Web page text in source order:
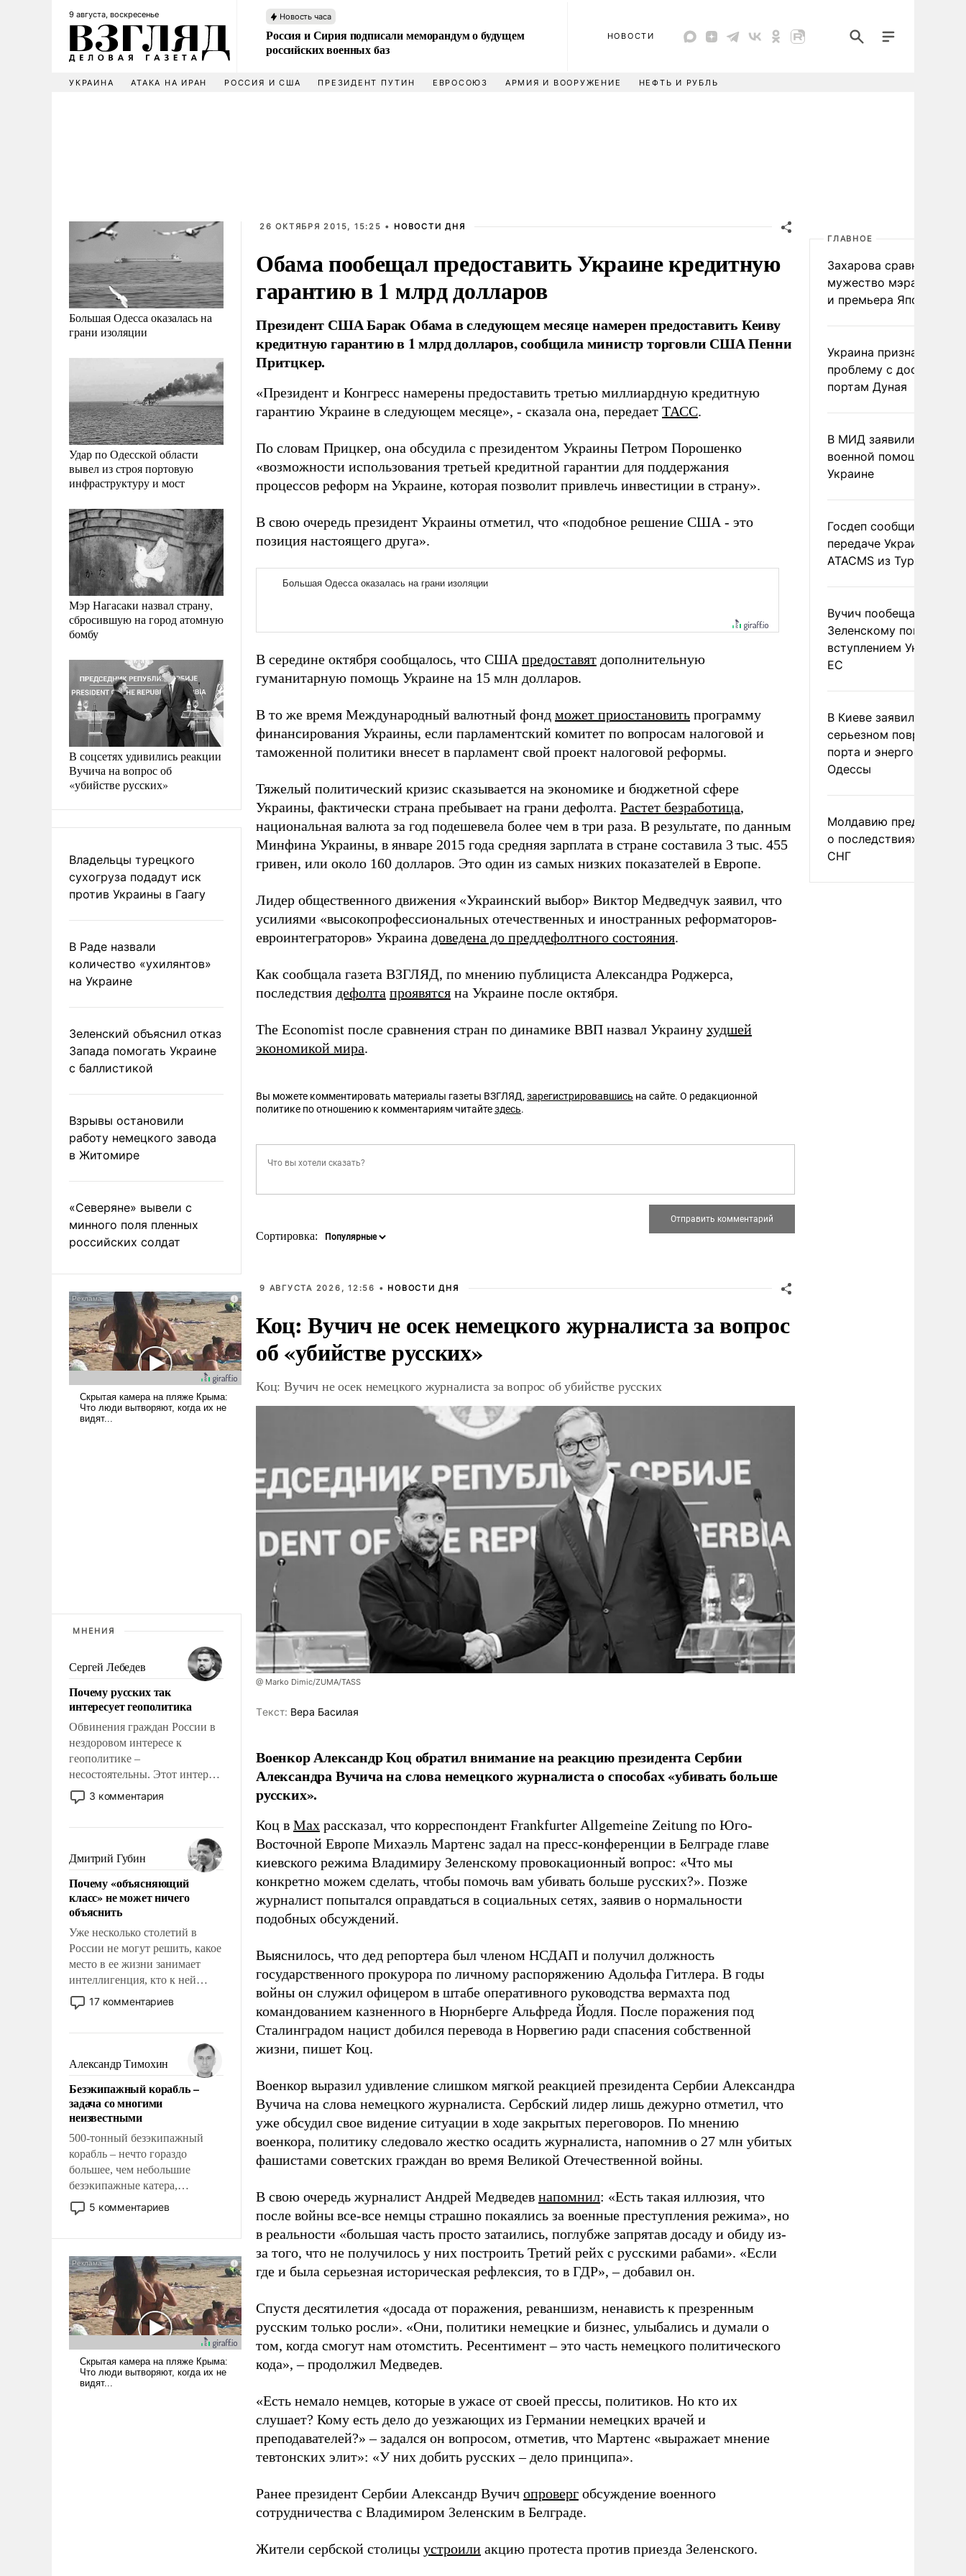
9 августа, воскресенье Новость часа
Россия и Сирия подписали меморандум о будущем
российских военных баз
НОВОСТИ
УКРАИНА АТАКА НА ИРАН РОССИЯ И США ПРЕЗИДЕНТ ПУТИН ЕВРОСОЮЗ АРМИЯ И ВООРУЖЕНИЕ НЕФТЬ И РУБЛЬ
Большая Одесса оказалась на
грани изоляции
Удар по Одесской области
вывел из строя портовую
инфраструктуру и мост
Мэр Нагасаки назвал страну,
сбросившую на город атомную
бомбу
В соцсетях удивились реакции
Вучича на вопрос об
«убийстве русских»
Владельцы турецкого
сухогруза подадут иск
против Украины в Гаагу
В Раде назвали
количество «ухилянтов»
на Украине
Зеленский объяснил отказ
Запада помогать Украине
с баллистикой
Взрывы остановили
работу немецкого завода
в Житомире
«Северяне» вывели с
минного поля пленных
российских солдат
МНЕНИЯ
Сергей Лебедев
Почему русских так
интересует геополитика
Обвинения граждан России в
нездоровом интересе к
геополитике –
несостоятельны. Этот интерес
рационален и прагматичен. Он
обусловлен тысячелетним
фундаментальным знанием,
что мировая политика имеет
свойство заявляться на порог
нашего дома.
3 комментария
Дмитрий Губин
Почему «объясняющий
класс» не может ничего
объяснить
Уже несколько столетий в
России не могут решить, какое
место в ее жизни занимает
интеллигенция, кто к ней
принадлежит, а кого из нее
исключили с правом
чем она отличается от просто
образованных людей. Иногда
казалось, что эти вопросы
решены раз и навсегда, но –
нет, не решены.
17 комментариев
Александр Тимохин
Безэкипажный корабль –
задача со многими
неизвестными
500-тонный безэкипажный
корабль – нечто гораздо
большее, чем небольшие
безэкипажные катера,
применение которых уже
стало обыденностью. Задача по
и ее реализация радикально
поднимет наши боевые
возможности.
5 комментариев
26 ОКТЯБРЯ 2015, 15:25 • НОВОСТИ ДНЯ
Обама пообещал предоставить Украине кредитную
гарантию в 1 млрд долларов
Президент США Барак Обама в следующем месяце намерен предоставить Кеиву
кредитную гарантию в 1 млрд долларов, сообщила министр торговли США Пенни
Притцкер.
«Президент и Конгресс намерены предоставить третью миллиардную кредитную
гарантию Украине в следующем месяце», - сказала она, передает ТАСС.
По словам Прицкер, она обсудила с президентом Украины Петром Порошенко
«возможности использования третьей кредитной гарантии для поддержания
процессов реформ на Украине, которая позволит привлечь инвестиции в страну».
В свою очередь президент Украины отметил, что «подобное решение США - это
позиция настоящего друга».
В середине октября сообщалось, что США предоставят дополнительную
гуманитарную помощь Украине на 15 млн долларов.
В то же время Международный валютный фонд может приостановить программу
финансирования Украины, если парламентский комитет по вопросам налоговой и
таможенной политики внесет в парламент свой проект налоговой реформы.
Тяжелый политический кризис сказывается на экономике и бюджетной сфере
Украины, фактически страна пребывает на грани дефолта. Растет безработица,
национальная валюта за год подешевела более чем в три раза. В результате, по данным
Минфина Украины, в январе 2015 года средняя зарплата в стране составила 3 тыс. 455
гривен, или около 160 долларов. Это один из самых низких показателей в Европе.
Лидер общественного движения «Украинский выбор» Виктор Медведчук заявил, что
усилиями «высокопрофессиональных отечественных и иностранных реформаторов-
евроинтеграторов» Украина доведена до преддефолтного состояния.
Как сообщала газета ВЗГЛЯД, по мнению публициста Александра Роджерса,
последствия дефолта проявятся на Украине после октября.
The Economist после сравнения стран по динамике ВВП назвал Украину худшей
экономикой мира.
Вы можете комментировать материалы газеты ВЗГЛЯД, зарегистрировавшись на сайте. О редакционной
политике по отношению к комментариям читайтездесь.
Сортировка:
9 АВГУСТА 2026, 12:56 • НОВОСТИ ДНЯ
Коц: Вучич не осек немецкого журналиста за вопрос
об «убийстве русских»
Коц: Вучич не осек немецкого журналиста за вопрос об убийстве русских
@ Marko Dimic/ZUMA/TASS
Tекст: Вера Басилая
Военкор Александр Коц обратил внимание на реакцию президента Сербии
Александра Вучича на слова немецкого журналиста о способах «убивать больше
русских».
Коц в Мах рассказал, что корреспондент Frankfurter Allgemeine Zeitung по Юго-
Восточной Европе Михаэль Мартенс задал на пресс-конференции в Белграде главе
киевского режима Владимиру Зеленскому провокационный вопрос: «Что мы
конкретно можем сделать, чтобы помочь вам убивать больше русских?». Позже
журналист попытался оправдаться в социальных сетях, заявив о нормальности
подобных обсуждений.
Выяснилось, что дед репортера был членом НСДАП и получил должность
государственного прокурора по личному распоряжению Адольфа Гитлера. В годы
войны он служил офицером в штабе оперативного руководства вермахта под
командованием казненного в Нюрнберге Альфреда Йодля. После поражения под
Сталинградом нацист добился перевода в Норвегию ради спасения собственной
жизни, пишет Коц.
Военкор выразил удивление слишком мягкой реакцией президента Сербии Александра
Вучича на слова немецкого журналиста. Сербский лидер лишь дежурно отметил, что
уже обсудил свое видение ситуации в ходе закрытых переговоров. По мнению
военкора, политику следовало жестко осадить журналиста, напомнив о 27 млн убитых
фашистами советских граждан во время Великой Отечественной войны.
В свою очередь журналист Андрей Медведев напомнил: «Есть такая иллюзия, что
после войны все-все немцы страшно покаялись за военные преступления режима», но
в реальности «большая часть просто затаились, поглубже запрятав досаду и обиду из-
за того, что не получилось у них построить Третий рейх с русскими рабами». «Если
где и была серьезная историческая рефлексия, то в ГДР», – добавил он.
Спустя десятилетия «досада от поражения, реваншизм, ненависть к презренным
русским только росли». «Они, политики немецкие и бизнес, улыбались и думали о
том, когда смогут нам отомстить. Ресентимент – это часть немецкого политического
кода», – продолжил Медведев.
«Есть немало немцев, которые в ужасе от своей прессы, политиков. Но кто их
слушает? Кому есть дело до уезжающих из Германии немецких врачей и
преподавателей?» – задался он вопросом, отметив, что Мартенс «выражает мнение
тевтонских элит»: «У них добить русских – дело принципа».
Ранее президент Сербии Александр Вучич опроверг обсуждение военного
сотрудничества с Владимиром Зеленским в Белграде.
Жители сербской столицы устроили акцию протеста против приезда Зеленского.
ГЛАВНОЕ
Захарова сравнила
мужество мэра
и премьера Японии
Украина признала
проблему с доступом к
портам Дуная
В МИД заявили о
военной помощи
Украине
Госдеп сообщил о
передаче Украине
ATACMS из Турции
Вучич пообещал
Зеленскому помочь со
вступлением Украины в
ЕС
В Киеве заявили о
серьезном
порта и энергообъектов
Одессы
Молдавию
о последствиях выхода
СНГ